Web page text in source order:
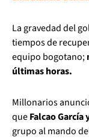
La gravedad del
tiempos de
equipo bogotano;
últimas horas.
Millonarios
queFalcao
grupo al mando